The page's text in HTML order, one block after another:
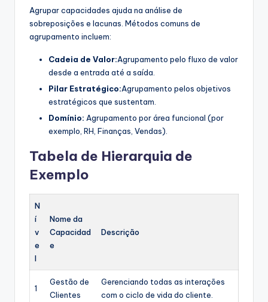
Agrupar capacidades ajuda na análise de
sobreposições e lacunas. Métodos comuns de
agrupamento incluem:
Cadeia de Valor:Agrupamento pelo fluxo de valor
desde a entrada até a saída.
Pilar Estratégico:Agrupamento pelos objetivos
estratégicos que sustentam.
Domínio: Agrupamento por área funcional (por
exemplo, RH, Finanças, Vendas).
Tabela de Hierarquia de
Exemplo
N
í
v
e
l
Nome da
Capacidad
e
Descrição
1
Gestão de
Clientes
Gerenciando todas as interações
com o ciclo de vida do cliente.